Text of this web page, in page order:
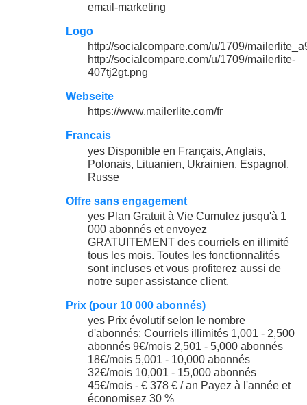
email-marketing
Logo
http://socialcompare.com/u/1709/
http://socialcompare.com/u/1709/mailerlite-
407tj2gt.png
Webseite
https://www.mailerlite.com/fr
Francais
yes Disponible en Français, Anglais,
Polonais, Lituanien, Ukrainien, Espagnol,
Russe
Offre sans engagement
yes Plan Gratuit à Vie Cumulez jusqu'à 1
000 abonnés et envoyez
GRATUITEMENT des courriels en illimité
tous les mois. Toutes les fonctionnalités
sont incluses et vous profiterez aussi de
notre super assistance client.
Prix (pour 10 000 abonnés)
yes Prix évolutif selon le nombre
d'abonnés: Courriels illimités 1,001 - 2,500
abonnés 9€/mois 2,501 - 5,000 abonnés
18€/mois 5,001 - 10,000 abonnés
32€/mois 10,001 - 15,000 abonnés
45€/mois - € 378 € / an Payez à l'année et
économisez 30 %